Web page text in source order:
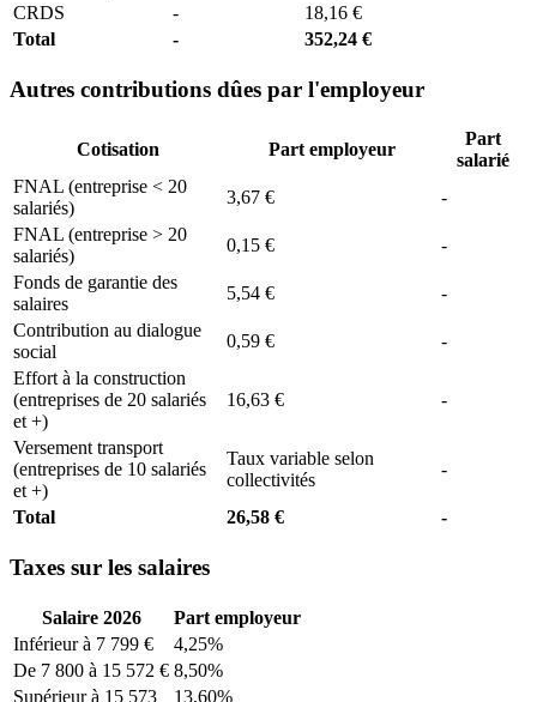
CRDS
-
18,16 €
Total
- 352,24 €
Autres contributions dûes par l'employeur
Cotisation Part employeur
Part
salarié
FNAL (entreprise < 20
salariés)
3,67 €
-
FNAL (entreprise > 20
salariés)
0,15 €
-
Fonds de garantie des
salaires
5,54 €
-
Contribution au dialogue
social
0,59 €
-
Effort à la construction
(entreprises de 20 salariés
et +)
16,63 € -
Versement transport
(entreprises de 10 salariés
et +)
Taux variable selon
collectivités
-
Total 26,58 € -
Taxes sur les salaires
Salaire 2026
Part employeur
Inférieur à 7 799 €
4,25%
De 7 800 à 15 572 € 8,50%
Supérieur à 15 573
13,60%